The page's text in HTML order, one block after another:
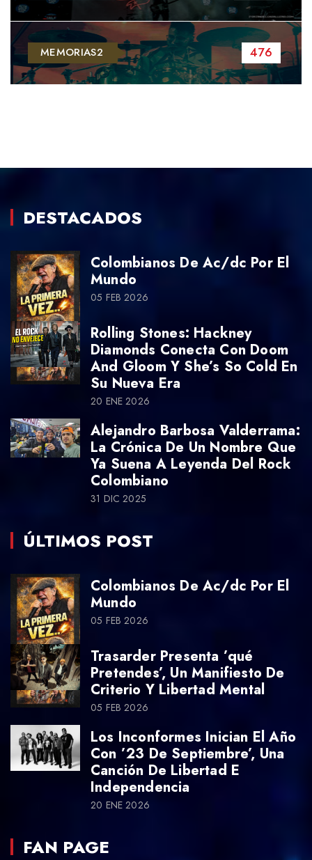
MEMORIAS2 476
DESTACADOS
Colombianos De Ac/dc Por El
Mundo
05 FEB 2026
Rolling Stones: Hackney
Diamonds Conecta Con Doom
And Gloom Y She’s So Cold En
Su Nueva Era
20 ENE 2026
Alejandro Barbosa Valderrama:
La Crónica De Un Nombre Que
Ya Suena A Leyenda Del Rock
Colombiano
31 DIC 2025
ÚLTIMOS POST
Colombianos De Ac/dc Por El
Mundo
05 FEB 2026
Trasarder Presenta ’qué
Pretendes’, Un Manifiesto De
Criterio Y Libertad Mental
05 FEB 2026
Los Inconformes Inician El Año
Con ’23 De Septiembre’, Una
Canción De Libertad E
Independencia
20 ENE 2026
FAN PAGE